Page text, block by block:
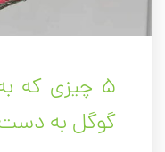
۵ چیزی که
گوگل به دست